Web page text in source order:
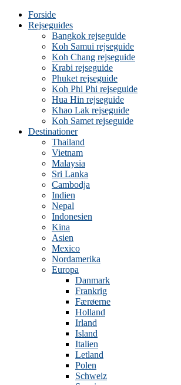
Forside
Rejseguides
Bangkok rejseguide
Koh Samui rejseguide
Koh Chang rejseguide
Krabi rejseguide
Phuket rejseguide
Koh Phi Phi rejseguide
Hua Hin rejseguide
Khao Lak rejseguide
Koh Samet rejseguide
Destinationer
Thailand
Vietnam
Malaysia
Sri Lanka
Cambodja
Indien
Nepal
Indonesien
Kina
Asien
Mexico
Nordamerika
Europa
Danmark
Frankrig
Færøerne
Holland
Irland
Island
Italien
Letland
Polen
Schweiz